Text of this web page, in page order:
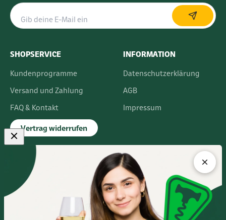
SHOPSERVICE
Kundenprogramme
Versand und Zahlung
FAQ & Kontakt
Vertrag widerrufen
INFORMATION
Datenschutzerklärung
AGB
Impressum
FLAGSHIPSTORE
Albert-Einstein-Ring 24
14532 Kleinmachnow bei Berlin
Im Europarc Dreilinden
030 - 585 84 59 0